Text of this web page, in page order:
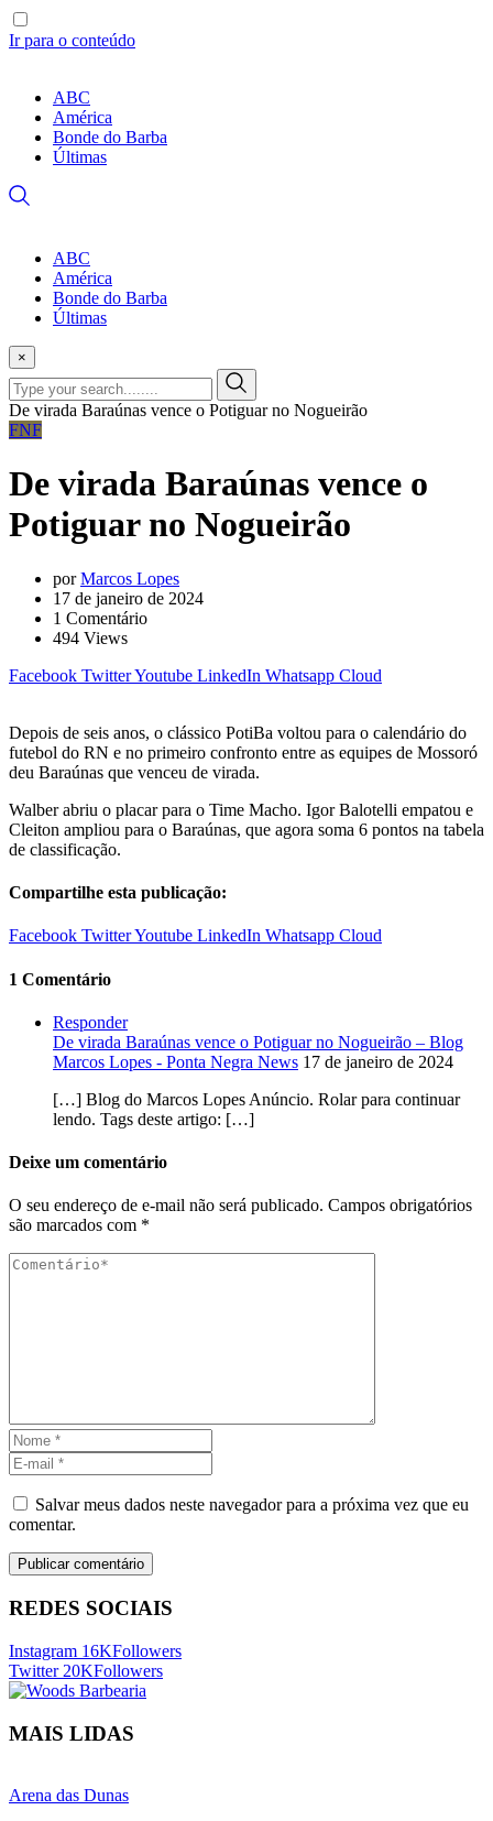
Ir para o conteúdo
ABC
América
Bonde do Barba
Últimas
ABC
América
Bonde do Barba
Últimas
×
De virada Baraúnas vence o Potiguar no Nogueirão
FNF
De virada Baraúnas vence o
Potiguar no Nogueirão
porMarcos Lopes
17 de janeiro de 2024
1 Comentário
494 Views
Facebook TwitterYoutube LinkedIn Whatsapp Cloud
Depois de seis anos, o clássico PotiBa voltou para o calendário do
futebol do RN e no primeiro confronto entre as equipes de Mossoró
deu Baraúnas que venceu de virada.
Walber abriu o placar para o Time Macho. Igor Balotelli empatou e
Cleiton ampliou para o Baraúnas, que agora soma 6 pontos na tabela
de classificação.
Compartilhe esta publicação:
Facebook TwitterYoutube LinkedIn Whatsapp Cloud
1 Comentário
Responder
De virada Baraúnas vence o Potiguar no Nogueirão – Blog
Marcos Lopes - Ponta Negra News 17 de janeiro de 2024
[…] Blog do Marcos Lopes Anúncio. Rolar para continuar
lendo. Tags deste artigo: […]
Deixe um comentário
O seu endereço de e-mail não será publicado. Campos obrigatórios
são marcados com *
Salvar meus dados neste navegador para a próxima vez que eu
comentar.
REDES SOCIAIS
Instagram 16KFollowers
Twitter 20KFollowers
MAIS LIDAS
Arena das Dunas